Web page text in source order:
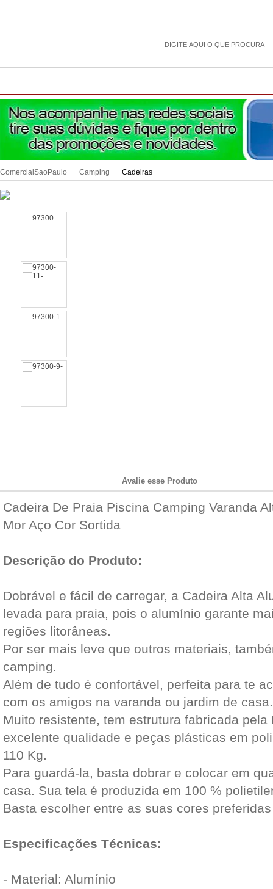
ComercialSaoPaulo Camping Cadeiras
Avalie esse Produto
Cadeira De Praia Piscina Camping Varanda
Mor Aço Cor Sortida
Descrição do Produto:
Dobrável e fácil de carregar, a Cadeira Alta
levada para praia, pois o alumínio garante
regiões litorâneas.
Por ser mais leve que outros materiais,
camping.
Além de tudo é confortável, perfeita para te
com os amigos na varanda ou jardim de casa.
Muito resistente, tem estrutura fabricada
excelente qualidade e peças plásticas em
110 Kg.
Para guardá-la, basta dobrar e colocar em
casa. Sua tela é produzida em 100 %
Basta escolher entre as suas cores
Especificações Técnicas:
- Material: Alumínio